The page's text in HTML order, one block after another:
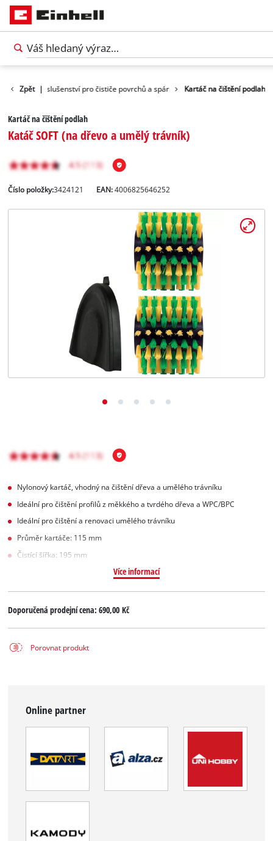
Zpět |Příslušenství pro čističe povrchů a spár Kartáč na čištění podlah
Kartáč na čištění podlah
Katáč SOFT (na dřevo a umělý trávník)
Číslo položky:3424121 EAN:4006825646252
Nylonový kartáč, vhodný na čištění dřeva a umělého trávníku
Ideální pro čištění profilů z měkkého a tvrdého dřeva a WPC/BPC
Ideální pro čištění a renovaci umělého trávníku
Průměr kartáče: 115 mm
Čistící šířka: 195 mm
Více informací
Doporučená prodejní cena:690,00 Kč
Porovnat produkt
Online partner